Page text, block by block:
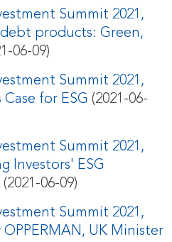
Summit 2021,
products: Green,
06-09)
Summit 2021,
for ESG (2021-06-
Summit 2021,
Investors' ESG
(2021-06-09)
Summit 2021,
UK Minister